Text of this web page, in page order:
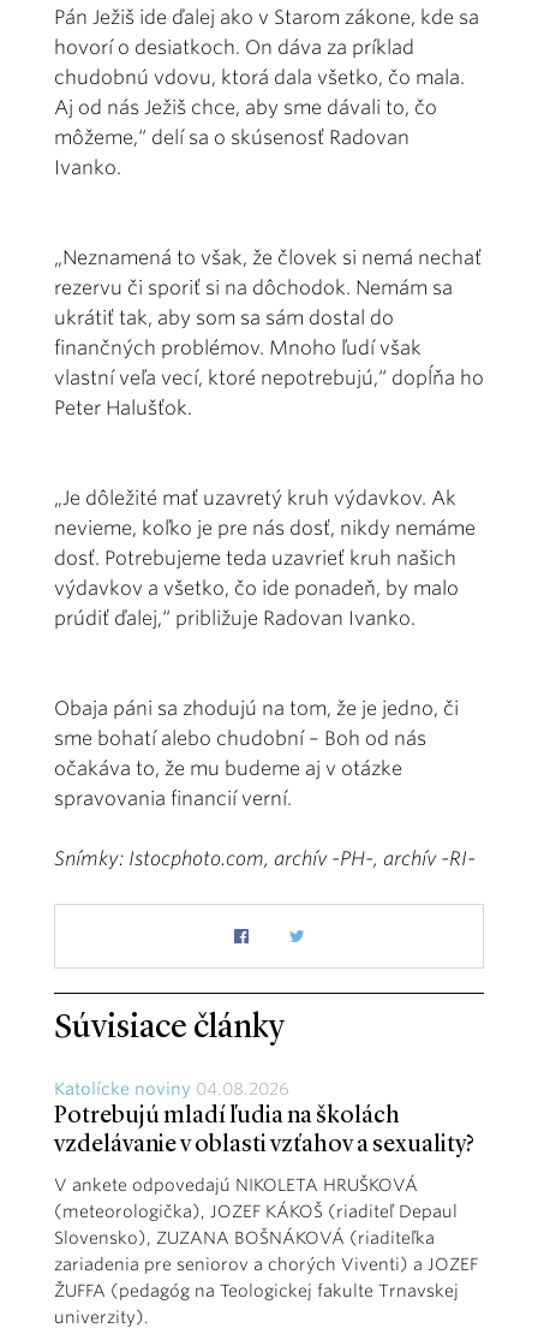
Pán Ježiš ide ďalej ako v Starom zákone, kde sa
hovorí o desiatkoch. On dáva za príklad
chudobnú vdovu, ktorá dala všetko, čo mala.
Aj od nás Ježiš chce, aby sme dávali to, čo
môžeme,“ delí sa o skúsenosť Radovan
Ivanko.
„Neznamená to však, že človek si nemá nechať
rezervu či sporiť si na dôchodok. Nemám sa
ukrátiť tak, aby som sa sám dostal do
finančných problémov. Mnoho ľudí však
vlastní veľa vecí, ktoré nepotrebujú,“ dopĺňa ho
Peter Halušťok.
„Je dôležité mať uzavretý kruh výdavkov. Ak
nevieme, koľko je pre nás dosť, nikdy nemáme
dosť. Potrebujeme teda uzavrieť kruh našich
výdavkov a všetko, čo ide ponadeň, by malo
prúdiť ďalej,“ približuje Radovan Ivanko.
Obaja páni sa zhodujú na tom, že je jedno, či
sme bohatí alebo chudobní – Boh od nás
očakáva to, že mu budeme aj v otázke
spravovania financií verní.
Snímky: Istocphoto.com, archív -PH-, archív -RI-
Súvisiace články
Katolícke noviny 04.08.2026
Potrebujú mladí ľudia na školách
vzdelávanie v oblasti vzťahov a sexuality?
V ankete odpovedajú NIKOLETA HRUŠKOVÁ
(meteorologička), JOZEF KÁKOŠ (riaditeľ Depaul
Slovensko), ZUZANA BOŠNÁKOVÁ (riaditeľka
zariadenia pre seniorov a chorých Viventi) a JOZEF
ŽUFFA (pedagóg na Teologickej fakulte Trnavskej
univerzity).